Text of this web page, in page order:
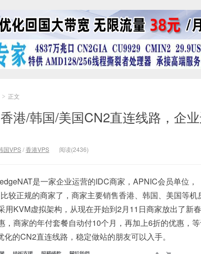
> 正文
港/韩国/美国CN2直连线路，企
国VPS/香港VPS 阅读(2436)
是一家企业运营的IDC商家，APNIC会员单位，
较正规的商家了，商家主要销售香港、韩国、美国等机
用KVM虚拟架构，从现在开始到2月11日商家放出了新
，商家的年付套餐自动付10个月，再加上6折的优惠，
的CN2直连线路，稳定做站的朋友可以入手。